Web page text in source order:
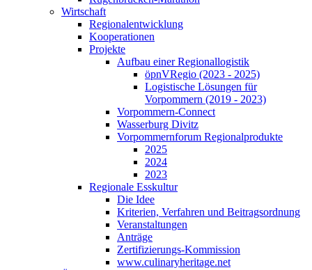
Wirtschaft
Regionalentwicklung
Kooperationen
Projekte
Aufbau einer Regionallogistik
öpnVRegio (2023 - 2025)
Logistische Lösungen­ für
Vorpommern (2019 - 2023)
Vorpommern-Connect
Wasserburg Divitz
Vorpommernforum Regionalprodukte
2025
2024
2023
Regionale Esskultur
Die Idee
Kriterien, Verfahren und Beitragsordnung
Veranstaltungen
Anträge
Zertifizierungs-Kommission
www.culinaryheritage.net